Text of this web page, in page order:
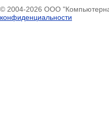
© 2004-2026 ООО
конфиденциальности